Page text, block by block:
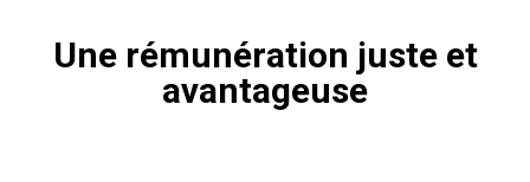
Une rémunération juste et
avantageuse